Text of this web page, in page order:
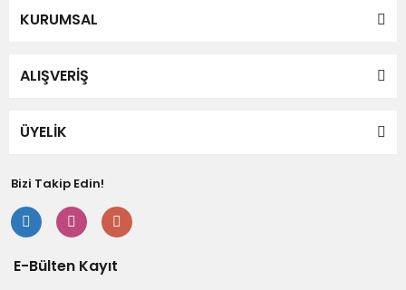
KURUMSAL
ALIŞVERİŞ
ÜYELİK
Bizi Takip Edin!
E-Bülten Kayıt